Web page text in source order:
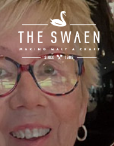
Ga
naar
inhoud